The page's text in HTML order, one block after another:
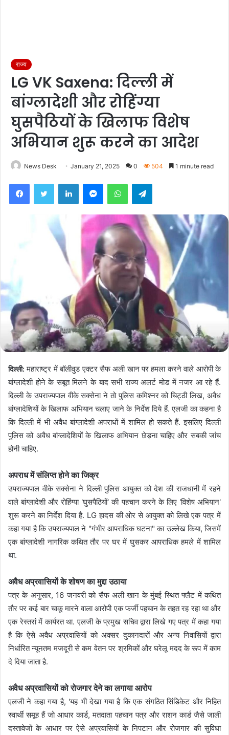
राज्य
LG VK Saxena: दिल्ली में
बांग्लादेशी और रोहिंग्या
घुसपैठियों के खिलाफ विशेष
अभियान शुरू करने का आदेश
News Desk January 21, 2025 0 504 1 minute read
दिल्‍ली: महाराष्‍ट्र में बॉलीवुड एक्‍टर सैफ अली खान पर हमला करने वाले आरोपी के
बांग्‍लादेशी होने के सबूत मिलने के बाद सभी राज्‍य अलर्ट मोड में नजर आ रहे हैं.
दिल्‍ली के उपराज्‍यपाल वीके सक्‍सेना ने तो पुलिस कमिश्‍नर को चिट्ठी लिख, अवैध
बांग्‍लादेशियों के खिलाफ अभियान चलाए जाने के निर्देश दिये हैं. एलजी का कहना है
कि दिल्‍ली में भी अवैध बांग्‍लादेशी अपराधों में शामिल हो सकते हैं. इसलिए दिल्‍ली
पुलिस को अवैध बांग्‍लादेशियों के खिलाफ अभियान छेड़ना चाहिए और सबकी जांच
होनी चाहिए.
अपराध में संलिप्त होने का जिक्र
उपराज्यपाल वीके सक्सेना ने दिल्ली पुलिस आयुक्त को देश की राजधानी में रहने
वाले बांग्लादेशी और रोहिंग्या 'घुसपैठियों' की पहचान करने के लिए 'विशेष अभियान'
शुरू करने का निर्देश दिया है. LG हादस की ओर से आयुक्त को लिखे एक पत्र में
कहा गया है कि उपराज्यपाल ने "गंभीर आपराधिक घटना" का उल्लेख किया, जिसमें
एक बांग्लादेशी नागरिक कथित तौर पर घर में घुसकर आपराधिक हमले में शामिल
था.
अवैध अप्रवासियों के शोषण का मुद्दा उठाया
पत्र के अनुसार, 16 जनवरी को सैफ अली खान के मुंबई स्थित फ्लैट में कथित
तौर पर कई बार चाकू मारने वाला आरोपी एक फर्जी पहचान के तहत रह रहा था और
एक रेस्तरां में कार्यरत था. एलजी के प्रमुख सचिव द्वारा लिखे गए पत्र में कहा गया
है कि ऐसे अवैध अप्रवासियों को अक्सर दुकानदारों और अन्य निवासियों द्वारा
निर्धारित न्यूनतम मजदूरी से कम वेतन पर श्रमिकों और घरेलू मदद के रूप में काम
दे दिया जाता है.
अवैध अप्रवासियों को रोजगार देने का लगाया आरोप
एलजी ने कहा गया है, 'यह भी देखा गया है कि एक संगठित सिंडिकेट और निहित
स्वार्थी समूह हैं जो आधार कार्ड, मतदाता पहचान पत्र और राशन कार्ड जैसे जाली
दस्तावेजों के आधार पर ऐसे अप्रवासियों के निपटान और रोजगार की सुविधा